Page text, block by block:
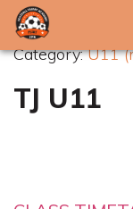
Category:U11
TJ U11